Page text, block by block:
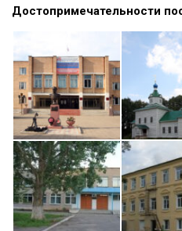
Достопримечательности